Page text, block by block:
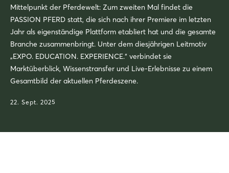
Mittelpunkt der Pferdewelt: Zum zweiten Mal findet die
PASSION PFERD statt, die sich nach ihrer Premiere im letzten
Jahr als eigenständige Plattform etabliert hat und die gesamte
Branche zusammenbringt. Unter dem diesjährigen Leitmotiv
„EXPO. EDUCATION. EXPERIENCE.“ verbindet sie
Marktüberblick, Wissenstransfer und Live-Erlebnisse zu einem
Gesamtbild der aktuellen Pferdeszene.
22. Sept. 2025